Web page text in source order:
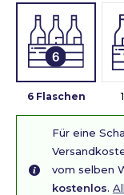
6 Flaschen
Für eine
vom selben
kostenlos.